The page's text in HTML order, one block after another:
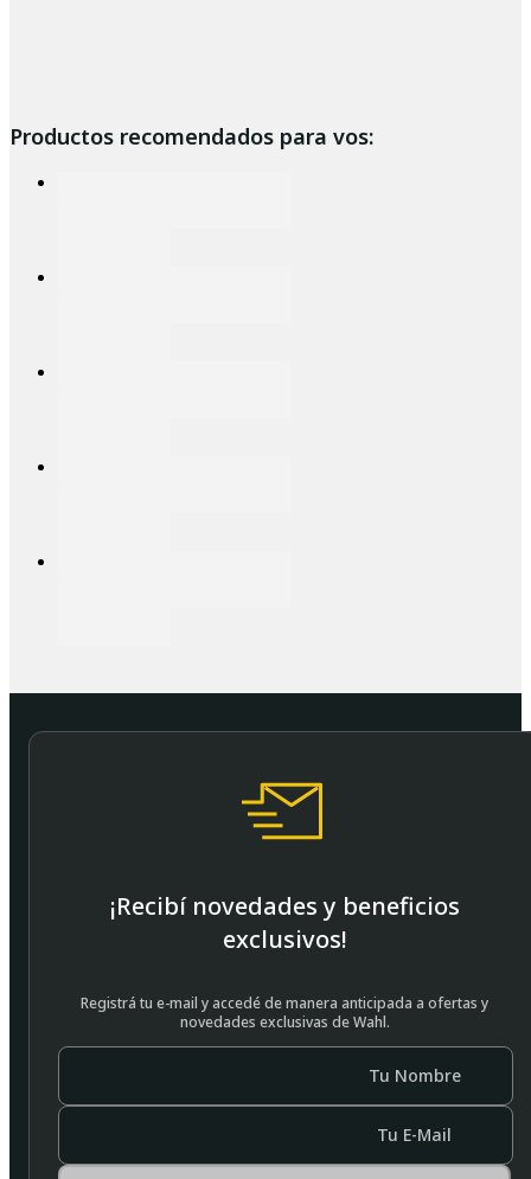
Productos recomendados para vos:
¡Recibí novedades y beneficios
exclusivos!
Registrá tu e-mail y accedé de manera anticipada a ofertas y
novedades exclusivas de Wahl.
Tu Nombre
Tu E-Mail